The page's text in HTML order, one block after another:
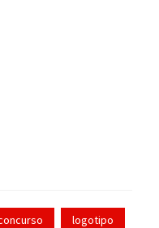
logotipo